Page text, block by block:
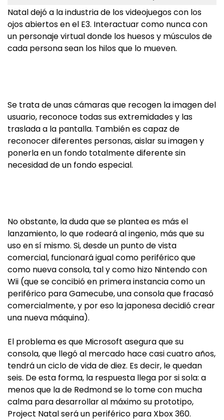
Natal dejó a la industria de los videojuegos con los
ojos abiertos en el E3. Interactuar como nunca con
un personaje virtual donde los huesos y músculos de
cada persona sean los hilos que lo mueven.
Se trata de unas cámaras que recogen la imagen del
usuario, reconoce todas sus extremidades y las
traslada a la pantalla. También es capaz de
reconocer diferentes personas, aislar su imagen y
ponerla en un fondo totalmente diferente sin
necesidad de un fondo especial.
No obstante, la duda que se plantea es más el
lanzamiento, lo que rodeará al ingenio, más que su
uso en sí mismo. Si, desde un punto de vista
comercial, funcionará igual como periférico que
como nueva consola, tal y como hizo Nintendo con
Wii (que se concibió en primera instancia como un
periférico para Gamecube, una consola que fracasó
comercialmente, y por eso la japonesa decidió crear
una nueva máquina).
El problema es que Microsoft asegura que su
consola, que llegó al mercado hace casi cuatro años,
tendrá un ciclo de vida de diez. Es decir, le quedan
seis. De esta forma, la respuesta llega por si sola: a
menos que la de Redmond se lo tome con mucha
calma para desarrollar al máximo su prototipo,
Project Natal será un periférico para Xbox 360.